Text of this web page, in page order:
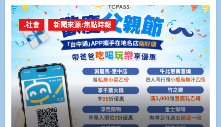
.社會 新聞來源:焦點時報